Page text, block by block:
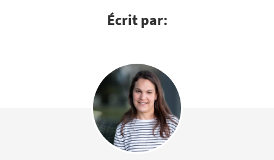
Écrit par: